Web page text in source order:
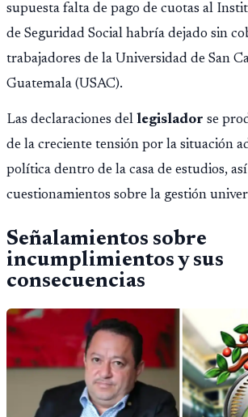
supuesta falta de pago de cuotas al
de Seguridad Social habría dejado sin
trabajadores de la Universidad de San
Guatemala (USAC).
Las declaraciones del legislador se
de la creciente tensión por la situación
política dentro de la casa de estudios,
cuestionamientos sobre la gestión
Señalamientos sobre
incumplimientos y sus
consecuencias